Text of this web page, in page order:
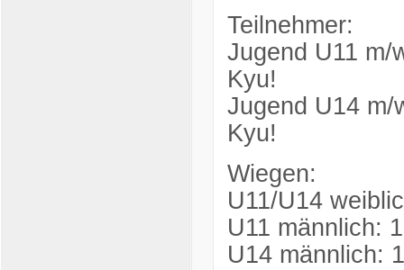
Teilnehmer:
Jugend U11 m/
Kyu!
Jugend U14 m/
Kyu!
Wiegen:
U11/U14
U11 männlich:
U14 männlich: